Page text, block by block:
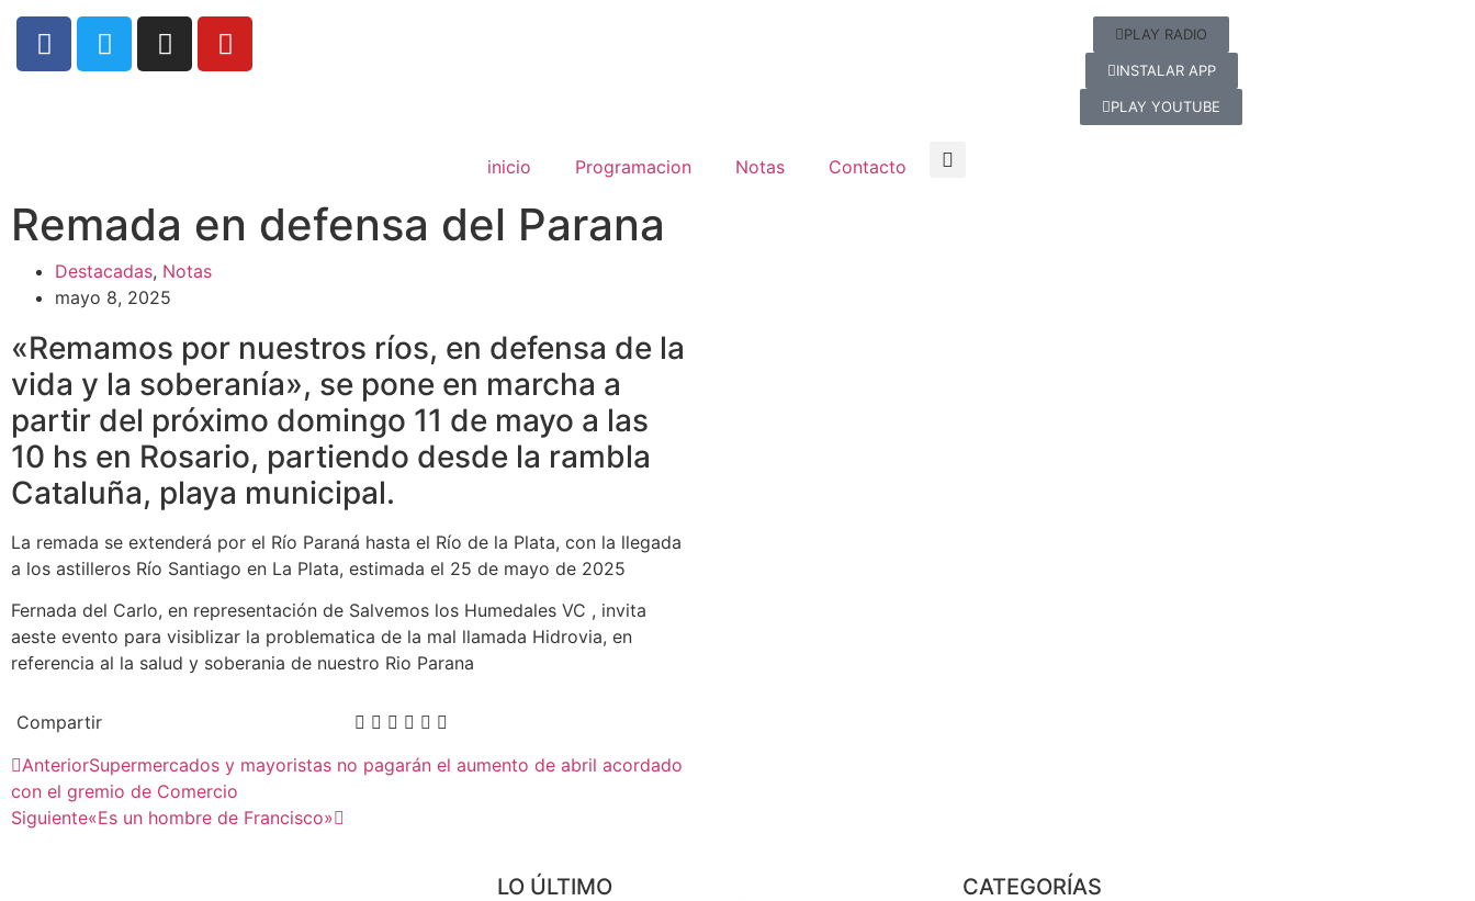
PLAY RADIO
INSTALAR APP
PLAY YOUTUBE
inicio Programacion Notas Contacto
Remada en defensa del Parana
Destacadas, Notas
mayo 8, 2025
«Remamos por nuestros ríos, en defensa de la
vida y la soberanía», se pone en marcha a
partir del próximo domingo 11 de mayo a las
10 hs en Rosario, partiendo desde la rambla
Cataluña, playa municipal.
La remada se extenderá por el Río Paraná hasta el Río de la Plata, con la llegada
a los astilleros Río Santiago en La Plata, estimada el 25 de mayo de 2025
Fernada del Carlo, en representación de Salvemos los Humedales VC , invita
aeste evento para visiblizar la problematica de la mal llamada Hidrovia, en
referencia al la salud y soberania de nuestro Rio Parana
Compartir
AnteriorSupermercados y mayoristas no pagarán el aumento de abril acordado
con el gremio de Comercio
Siguiente«Es un hombre de Francisco»
LO ÚLTIMO CATEGORÍAS